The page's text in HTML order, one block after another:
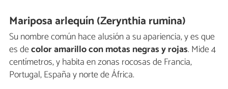
Mariposa arlequín (Zerynthia rumina)
Su nombre común hace alusión a su apariencia, y es que
es decolor amarillo con motas negras y rojas. Mide 4
centímetros, y habita en zonas rocosas de Francia,
Portugal, España y norte de África.